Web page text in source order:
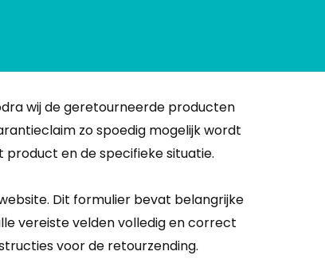
wij de geretourneerde producten
zo spoedig mogelijk wordt
en de specifieke situatie.
Dit formulier bevat belangrijke
vereiste velden volledig en correct
voor de retourzending.